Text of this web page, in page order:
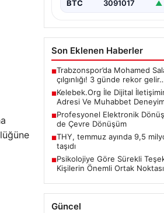
BTC 3091017 ▲
Son Eklenen Haberler
■Trabzonspor’da Mohamed
çılgınlığı! 3 günde rekor
■Kelebek.Org İle Dijital
Adresi Ve Muhabbet
■Profesyonel Elektronik
de Çevre Dönüşüm
■THY, temmuz ayında 9,5
taşıdı
■Psikolojiye Göre Sürekli
Kişilerin Önemli Ortak Noktası
Güncel